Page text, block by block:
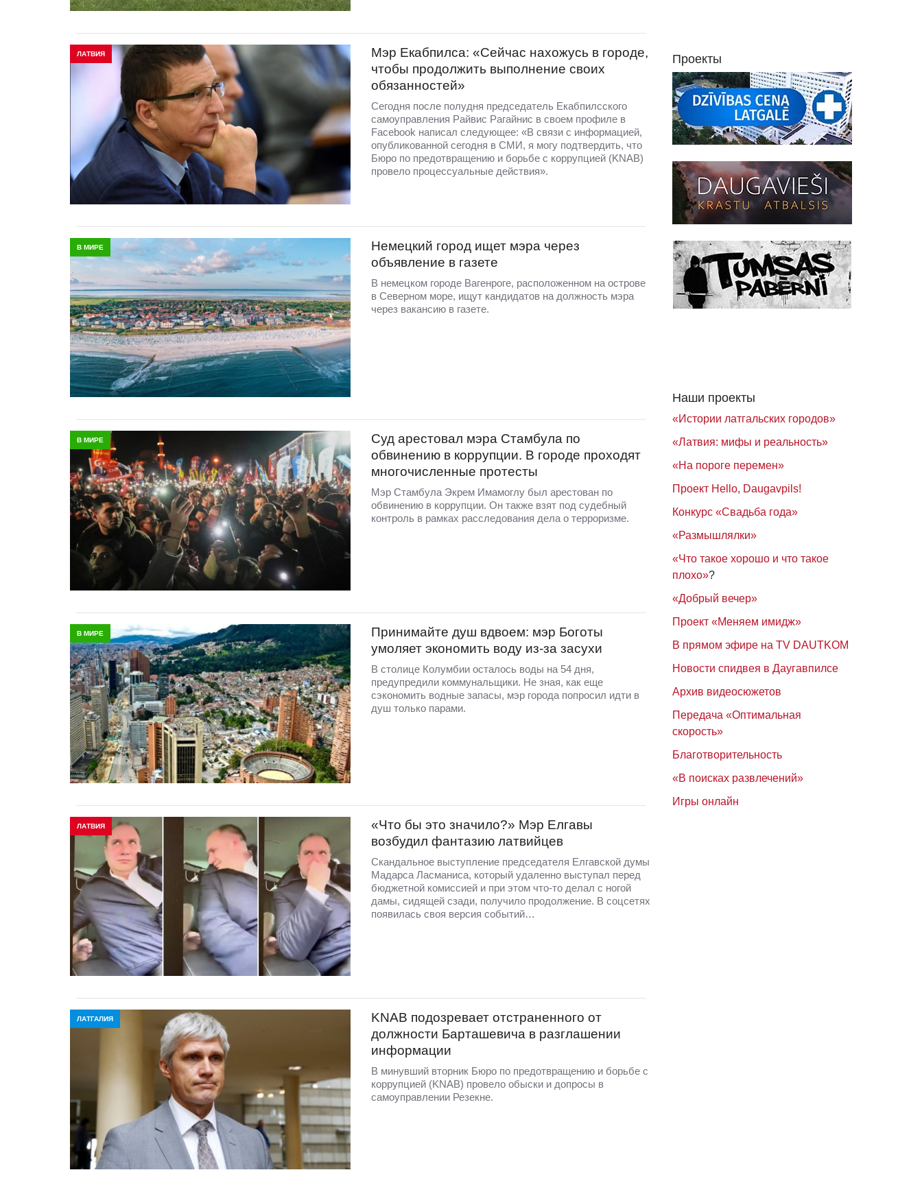
ЛАТВИЯ
Мэр Екабпилса: «Сейчас нахожусь в городе,
чтобы продолжить выполнение своих
обязанностей»
Сегодня после полудня председатель Екабпилсского
самоуправления Райвис Рагайнис в своем профиле в
Facebook написал следующее: «В связи с информацией,
опубликованной сегодня в СМИ, я могу подтвердить, что
Бюро по предотвращению и борьбе с коррупцией (KNAB)
провело процессуальные действия».
В МИРЕ
Немецкий город ищет мэра через
объявление в газете
В немецком городе Вагенроге, расположенном на острове
в Северном море, ищут кандидатов на должность мэра
через вакансию в газете.
В МИРЕ
Суд арестовал мэра Стамбула по
обвинению в коррупции. В городе проходят
многочисленные протесты
Мэр Стамбула Экрем Имамоглу был арестован по
обвинению в коррупции. Он также взят под судебный
контроль в рамках расследования дела о терроризме.
В МИРЕ
Принимайте душ вдвоем: мэр Боготы
умоляет экономить воду из-за засухи
В столице Колумбии осталось воды на 54 дня,
предупредили коммунальщики. Не зная, как еще
сэкономить водные запасы, мэр города попросил идти в
душ только парами.
ЛАТВИЯ
«Что бы это значило?» Мэр Елгавы
возбудил фантазию латвийцев
Скандальное выступление председателя Елгавской думы
Мадарса Ласманиса, который удаленно выступал перед
бюджетной комиссией и при этом что-то делал с ногой
дамы, сидящей сзади, получило продолжение. В соцсетях
появилась своя версия событий…
ЛАТГАЛИЯ
KNAB подозревает отстраненного от
должности Барташевича в разглашении
информации
В минувший вторник Бюро по предотвращению и борьбе с
коррупцией (KNAB) провело обыски и допросы в
самоуправлении Резекне.
Проекты
Наши проекты
«Истории латгальских городов»
«Латвия: мифы и реальность»
«На пороге перемен»
Проект Hello, Daugavpils!
Конкурс «Свадьба года»
«Размышлялки»
«Что такое хорошо и что такое
плохо»?
«Добрый вечер»
Проект «Меняем имидж»
В прямом эфире на TV DAUTKOM
Новости спидвея в Даугавпилсе
Архив видеосюжетов
Передача «Оптимальная
скорость»
Благотворительность
«В поисках развлечений»
Игры онлайн